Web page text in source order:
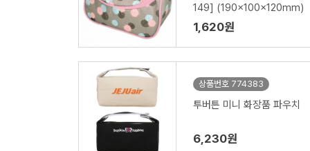
149] (190x100x120mm)
1,620원
상품번호 774383
투버튼 미니 화장품 파우치
6,230원